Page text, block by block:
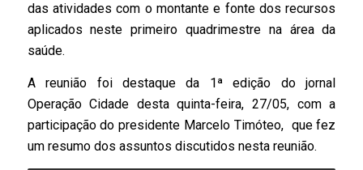
das atividades com o montante e fonte dos recursos
aplicados neste primeiro quadrimestre na área da
saúde.
A reunião foi destaque da 1ª edição do jornal
Operação Cidade desta quinta-feira, 27/05, com a
participação do presidente Marcelo Timóteo, que fez
um resumo dos assuntos discutidos nesta reunião.